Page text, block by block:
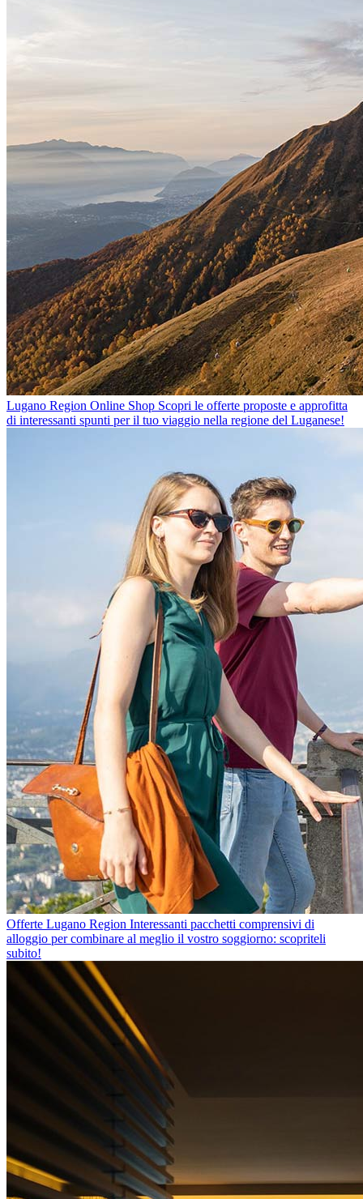
Lugano Region Online Shop Scopri le offerte proposte e approfitta
di interessanti spunti per il tuo viaggio nella regione del Luganese!
Offerte Lugano Region Interessanti pacchetti comprensivi di
alloggio per combinare al meglio il vostro soggiorno: scopriteli
subito!